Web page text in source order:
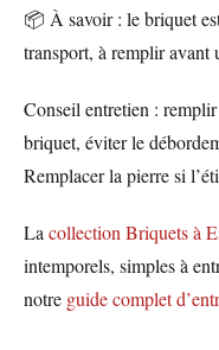
📦 À savoir : le briquet
transport, à remplir avant
Conseil entretien : remplir
briquet, éviter le
Remplacer la pierre si
La collection Briquets à
intemporels, simples à
notre guide complet